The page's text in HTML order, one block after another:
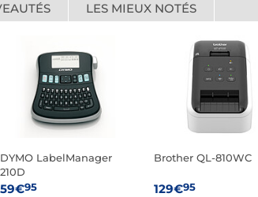
LES MIEUX NOTÉS
DYMO LabelManager
210D
59€95
Brother QL-810WC
129€95